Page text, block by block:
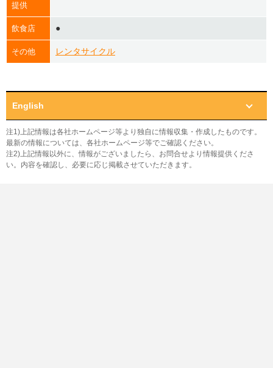
提供
飲食店 ●
その他 レンタサイクル
English
注1)上記情報は各社ホームページ等より独自に情報収集・作成したものです。
最新の情報については、各社ホームページ等でご確認ください。
注2)上記情報以外に、情報がございましたら、お問合せより情報提供くださ
い。内容を確認し、必要に応じ掲載させていただきます。